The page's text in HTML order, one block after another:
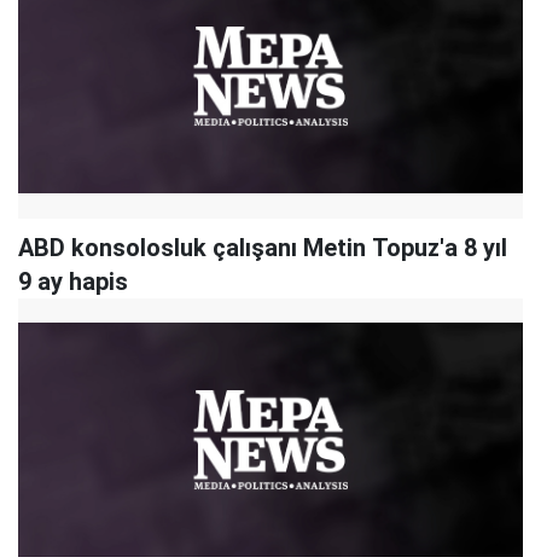
ABD konsolosluk çalışanı Metin Topuz'a 8 yıl
9 ay hapis